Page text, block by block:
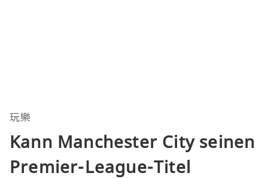
玩樂
Kann Manchester City seinen
Premier-League-Titel